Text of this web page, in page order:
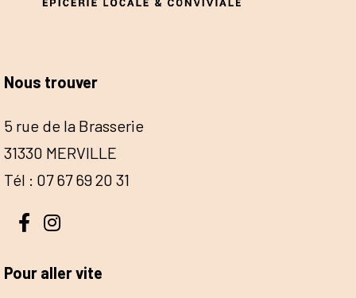
Nous trouver
5 rue de la Brasserie
31330 MERVILLE
Tél : 07 67 69 20 31
Pour aller vite